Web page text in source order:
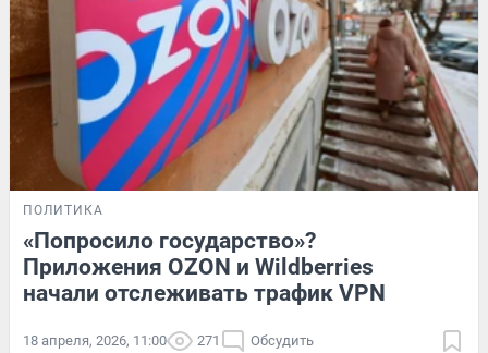
ПОЛИТИКА
«Попросило государство»?
Приложения OZON и Wildberries
начали отслеживать трафик VPN
18 апреля, 2026, 11:00 271 Обсудить